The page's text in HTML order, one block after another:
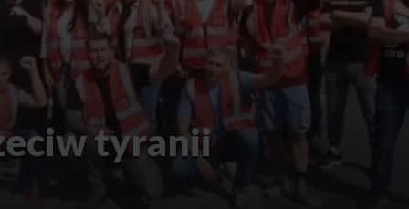
tyranii